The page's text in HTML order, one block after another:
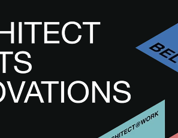
A@WX Visit
A@W BARCELONA
CERAMICA FERRES